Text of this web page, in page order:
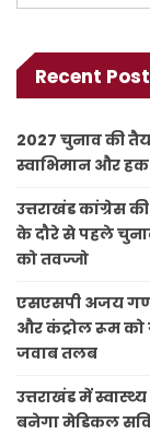
Recent
2027 चुनाव की
स्वाभिमान और हक
उत्तराखंड कांग्रेस
के दौरे से पहले
को तवज्जो
एसएसपी अजय
और कंट्रोल रूम को
जवाब तलब
उत्तराखंड में
बनेगा मेडिकल